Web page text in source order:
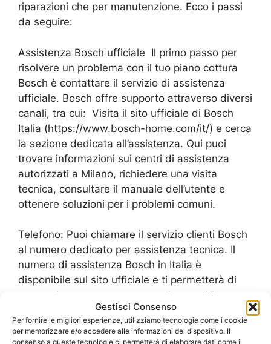
Gestisci Consenso
Per fornire le migliori esperienze, utilizziamo tecnologie come i cookie
per memorizzare e/o accedere alle informazioni del dispositivo. Il
consenso a queste tecnologie ci permetterà di elaborare dati come il
riparazioni che per manutenzione. Ecco i passi
da seguire:
Assistenza Bosch ufficiale Il primo passo per
risolvere un problema con il tuo piano cottura
Bosch è contattare il servizio di assistenza
ufficiale. Bosch offre supporto attraverso diversi
canali, tra cui: Visita il sito ufficiale di Bosch
Italia (https://www.bosch-home.com/it/) e cerca
la sezione dedicata all’assistenza. Qui puoi
trovare informazioni sui centri di assistenza
autorizzati a Milano, richiedere una visita
tecnica, consultare il manuale dell’utente e
ottenere soluzioni per i problemi comuni.
Telefono: Puoi chiamare il servizio clienti Bosch
al numero dedicato per assistenza tecnica. Il
numero di assistenza Bosch in Italia è
disponibile sul sito ufficiale e ti permetterà di
entrare in contatto con un tecnico qualificato.
App Bosch Home Connect: Se il tuo piano
cottura è compatibile con la tecnologia Home
Connect, puoi utilizzare l’app Bosch Home